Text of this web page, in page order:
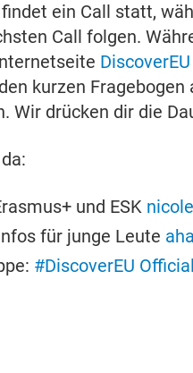
ein Call statt,
Call folgen.
kurzen
Wir drücken dir die
und ESK
für junge Leute
#DiscoverEU